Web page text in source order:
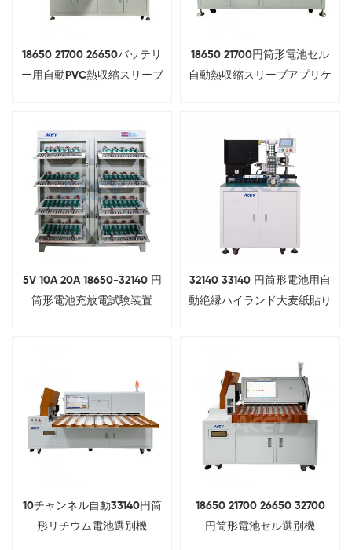
18650 21700 26650バッテリ
ー用自動PVC熱収縮スリーブ
18650 21700円筒形電池セル
自動熱収縮スリーブアプリケ
5V 10A 20A 18650-32140 円
筒形電池充放電試験装置
32140 33140 円筒形電池用自
動絶縁ハイランド大麦紙貼り
10チャンネル自動33140円筒
形リチウム電池選別機
18650 21700 26650 32700
円筒形電池セル選別機